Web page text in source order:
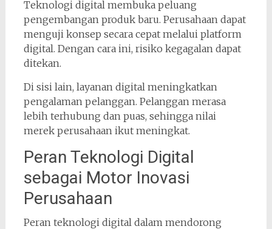
Teknologi digital membuka peluang
pengembangan produk baru. Perusahaan dapat
menguji konsep secara cepat melalui platform
digital. Dengan cara ini, risiko kegagalan dapat
ditekan.
Di sisi lain, layanan digital meningkatkan
pengalaman pelanggan. Pelanggan merasa
lebih terhubung dan puas, sehingga nilai
merek perusahaan ikut meningkat.
Peran Teknologi Digital
sebagai Motor Inovasi
Perusahaan
Peran teknologi digital dalam mendorong